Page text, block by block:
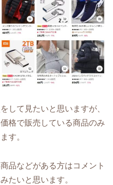
して見たいと思いますが、
格で販売している商品のみ
す。
品などがある方はコメント
たいと思います。